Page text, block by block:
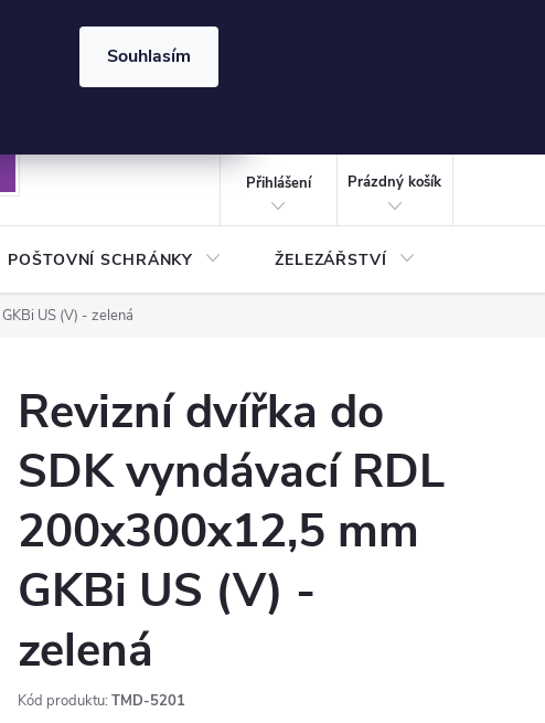
⏰ | Kód: LÉTO2026
Souhlasím
Přihlášení
KOŠÍK
Prázdný košík
POŠTOVNÍ SCHRÁNKY ŽELEZÁŘSTVÍ
US (V) - zelená
Revizní dvířka do
SDK vyndávací RDL
200x300x12,5 mm
GKBi US (V) -
zelená
Kód produktu: TMD-5201